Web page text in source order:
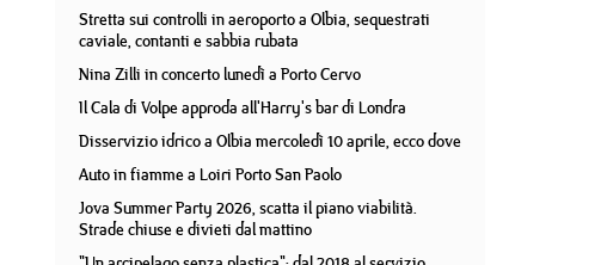
Stretta sui controlli in aeroporto a Olbia, sequestrati
caviale, contanti e sabbia rubata
Nina Zilli in concerto lunedì a Porto Cervo
Il Cala di Volpe approda all'Harry's bar di Londra
Disservizio idrico a Olbia mercoledì 10 aprile, ecco dove
Auto in fiamme a Loiri Porto San Paolo
Jova Summer Party 2026, scatta il piano viabilità.
Strade chiuse e divieti dal mattino